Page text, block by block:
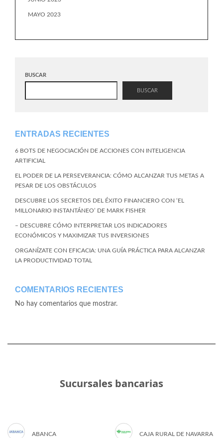
MAYO 2023
BUSCAR
BUSCAR
ENTRADAS RECIENTES
6 BOTS DE NEGOCIACIÓN DE ACCIONES CON INTELIGENCIA
ARTIFICIAL
EL PODER DE LA PERSEVERANCIA: CÓMO ALCANZAR TUS METAS A
PESAR DE LOS OBSTÁCULOS
DESCUBRE LOS SECRETOS DEL ÉXITO FINANCIERO CON ‘EL
MILLONARIO INSTANTÁNEO’ DE MARK FISHER
– DESCUBRE CÓMO INTERPRETAR LOS INDICADORES
ECONÓMICOS Y MAXIMIZAR TUS INVERSIONES
ORGANÍZATE CON EFICACIA: UNA GUÍA PRÁCTICA PARA ALCANZAR
LA PRODUCTIVIDAD TOTAL
COMENTARIOS RECIENTES
No hay comentarios que mostrar.
Sucursales bancarias
ABANCA CAJA RURAL DE NAVARRA